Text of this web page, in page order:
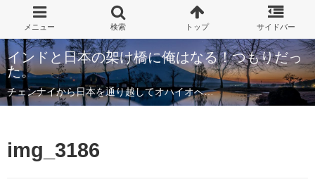
インドと日本の架け橋に俺はなる！つもりだっ
た。
チェンナイから日本を通り越してオハイオへ…
img_3186